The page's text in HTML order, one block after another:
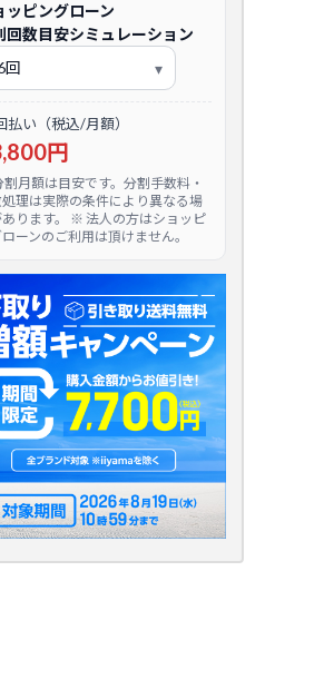
ッピングローン
回数目安シミュレーション
払い（税込/月額）
円
月額は目安です。分割手数料・
理は実際の条件により異なる場
あります。 ※ 法人の方はショッピ
ローンのご利用は頂けません。